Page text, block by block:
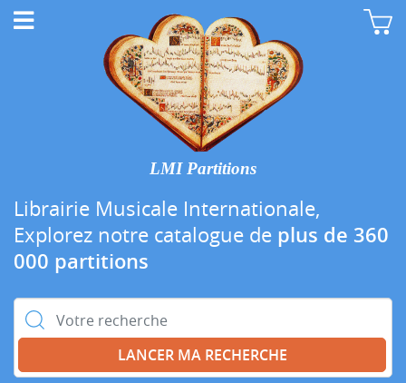
LMI Partitions
Librairie Musicale Internationale,
Explorez notre catalogue de plus de 360
000 partitions
Rechercher :